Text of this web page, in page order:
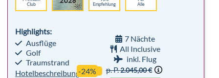
Club
Empfehlung
Alle
Highlights:
Ausflüge
Golf
Traumstrand
Hotelbeschreibung
7 Nächte
All Inclusive
inkl. Flug
-24%
p. P.2.045,00 €